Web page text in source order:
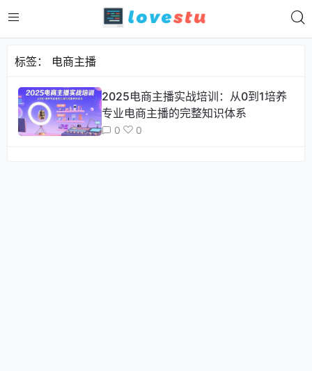
标签： 电商主播
2025电商主播实战培训：从0到1培养
专业电商主播的完整知识体系
0 0